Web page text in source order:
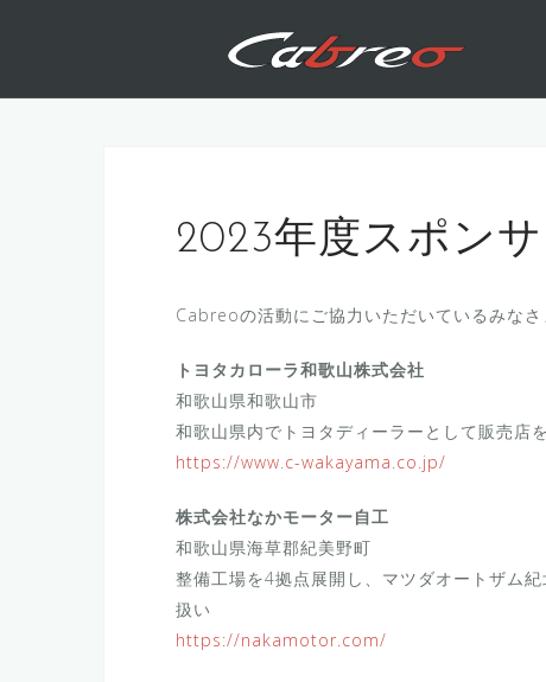
ン
2023年度スポン
Cabreoの活動にご協力いただいているみな
トヨタカローラ和歌山株式会社
和歌山県和歌山市
和歌山県内でトヨタディーラーとして販売店
https://www.c-wakayama.co.jp/
株式会社なかモーター自工
和歌山県海草郡紀美野町
整備工場を4拠点展開し、マツダオートザム
扱い
https://nakamotor.com/